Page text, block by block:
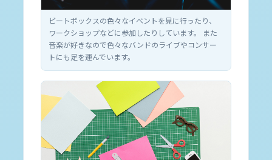
ビートボックスの色々なイベントを見に行ったり、
ワークショップなどに参加したりしています。 また
音楽が好きなので色々なバンドのライブやコンサー
トにも足を運んでいます。